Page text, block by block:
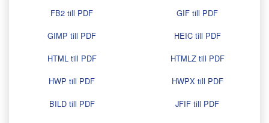
FB2 till PDF
GIF till PDF
GIMP till PDF
HEIC till PDF
HTML till PDF
HTMLZ till PDF
HWP till PDF
HWPX till PDF
BILD till PDF
JFIF till PDF